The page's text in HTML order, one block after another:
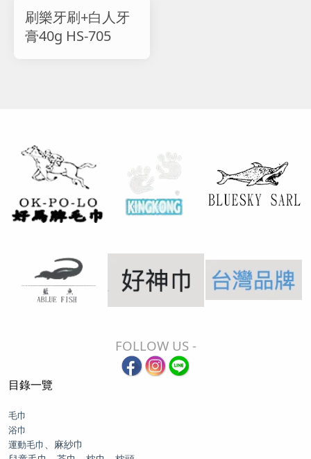
刷樂牙刷+白人牙
膏40g HS-705
FOLLOW US -
目錄一覽
毛巾
浴巾
運動毛巾、麻紗巾